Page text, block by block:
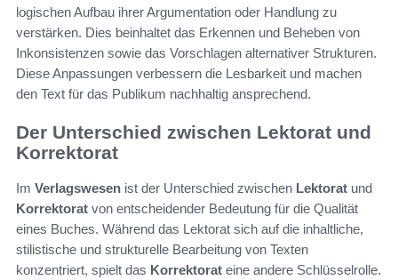
logischen Aufbau ihrer Argumentation oder Handlung zu
verstärken. Dies beinhaltet das Erkennen und Beheben von
Inkonsistenzen sowie das Vorschlagen alternativer Strukturen.
Diese Anpassungen verbessern die Lesbarkeit und machen
den Text für das Publikum nachhaltig ansprechend.
Der Unterschied zwischen Lektorat und
Korrektorat
Im Verlagswesen ist der Unterschied zwischen Lektorat und
Korrektorat von entscheidender Bedeutung für die Qualität
eines Buches. Während das Lektorat sich auf die inhaltliche,
stilistische und strukturelle Bearbeitung von Texten
konzentriert, spielt das Korrektorat eine andere Schlüsselrolle.